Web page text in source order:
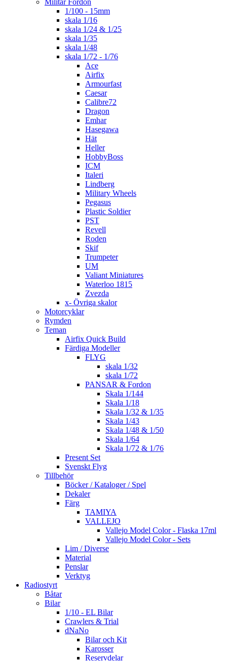
1/100 - 15mm
skala 1/16
skala 1/24 & 1/25
skala 1/35
skala 1/48
skala 1/72 - 1/76
Ace
Airfix
Armourfast
Caesar
Calibre72
Dragon
Emhar
Hasegawa
Hät
Heller
HobbyBoss
ICM
Italeri
Lindberg
Military Wheels
Pegasus
Plastic Soldier
PST
Revell
Roden
Skif
Trumpeter
UM
Valiant Miniatures
Waterloo 1815
Zvezda
x- Övriga skalor
Motorcyklar
Rymden
Teman
Airfix Quick Build
Färdiga Modeller
FLYG
skala 1/32
skala 1/72
PANSAR & Fordon
Skala 1/144
Skala 1/18
Skala 1/32 & 1/35
Skala 1/43
Skala 1/48 & 1/50
Skala 1/64
Skala 1/72 & 1/76
Present Set
Svenskt Flyg
Tillbehör
Böcker / Kataloger / Spel
Dekaler
Färg
TAMIYA
VALLEJO
Vallejo Model Color - Flaska 17ml
Vallejo Model Color - Sets
Lim / Diverse
Material
Penslar
Verktyg
Radiostyrt
Båtar
Bilar
1/10 - EL Bilar
Crawlers & Trial
dNaNo
Bilar och Kit
Karosser
Reservdelar